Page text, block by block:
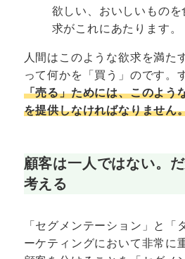
欲しい、おいしいもの
求がこれにあたります。
人間はこのような欲求を満た
って何かを「買う」のです。
「売る」ためには、このよう
を提供しなければなりません
顧客は一人ではない。
考える
「セグメンテーション」と「
ーケティングにおいて非常に